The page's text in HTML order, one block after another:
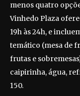
menos quatro
Vinhedo Plaza
19h às 24h, e
temático (mesa de
frutas e
caipirinha, água,
150.